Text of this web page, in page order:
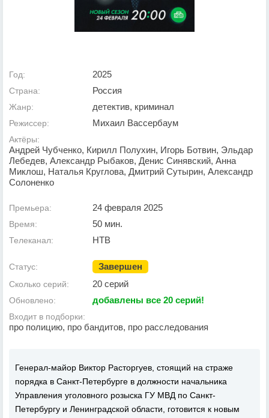
Год: 2025
Страна: Россия
Жанр: детектив, криминал
Режиссер: Михаил Вассербаум
Актёры:
Андрей Чубченко, Кирилл Полухин, Игорь Ботвин, Эльдар
Лебедев, Александр Рыбаков, Денис Синявский, Анна
Миклош, Наталья Круглова, Дмитрий Сутырин, Александр
Солоненко
Премьера: 24 февраля 2025
Время: 50 мин.
Телеканал: НТВ
Статус: Завершен
Сколько серий: 20 серий
Обновлено: добавлены все 20 серий!
Входит в подборки:
про полицию, про бандитов, про расследования
Генерал-майор Виктор Расторгуев, стоящий на страже
порядка в Санкт-Петербурге в должности начальника
Управления уголовного розыска ГУ МВД по Санкт-
Петербургу и Ленинградской области, готовится к новым